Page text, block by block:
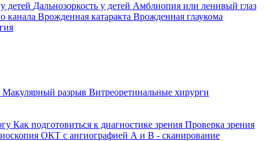
детей Дальнозоркость у детей Амблиопия или ленивый глаз
канала Врожденная катаракта Врожденная глаукома
Макулярный разрыв Витреоретинальные хирурги
Как подготовиться к диагностике зрения Проверка зрения
ОКТ с ангиографией А и В - сканирование